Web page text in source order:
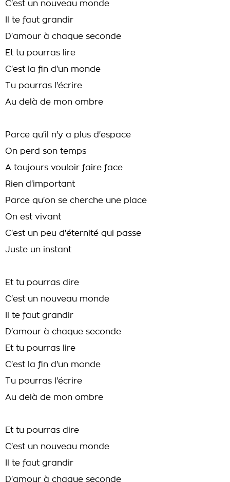
C'est un nouveau monde
Il te faut grandir
D'amour à chaque seconde
Et tu pourras lire
C'est la fin d'un monde
Tu pourras l'écrire
Au delà de mon ombre
Parce qu'il n'y a plus d'espace
On perd son temps
A toujours vouloir faire face
Rien d'important
Parce qu'on se cherche une place
On est vivant
C'est un peu d'éternité qui passe
Juste un instant
Et tu pourras dire
C'est un nouveau monde
Il te faut grandir
D'amour à chaque seconde
Et tu pourras lire
C'est la fin d'un monde
Tu pourras l'écrire
Au delà de mon ombre
Et tu pourras dire
C'est un nouveau monde
Il te faut grandir
D'amour à chaque seconde